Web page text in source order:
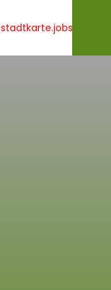
stadtkarte.jobs